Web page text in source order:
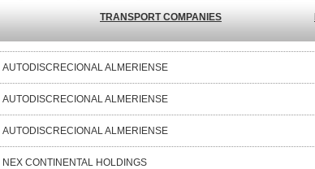
TRANSPORT COMPANIES
AUTODISCRECIONAL ALMERIENSE
AUTODISCRECIONAL ALMERIENSE
AUTODISCRECIONAL ALMERIENSE
NEX CONTINENTAL HOLDINGS